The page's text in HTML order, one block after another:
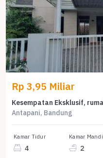
Rp 3,95 Miliar
Antapani, Bandung
Kamar Tidur
4
Kamar Mandi
2